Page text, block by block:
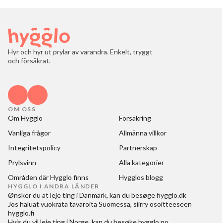
Hyr och hyr ut prylar av varandra. Enkelt, tryggt
och försäkrat.
OM OSS
Om Hygglo
Försäkring
Vanliga frågor
Allmänna villkor
Integritetspolicy
Partnerskap
Prylsvinn
Alla kategorier
Områden där Hygglo finns
Hygglos blogg
HYGGLO I ANDRA LÄNDER
Ønsker du at leje ting i Danmark, kan du besøgehygglo.dk
Jos haluat vuokrata tavaroita Suomessa, siirry osoitteeseen
hygglo.fi